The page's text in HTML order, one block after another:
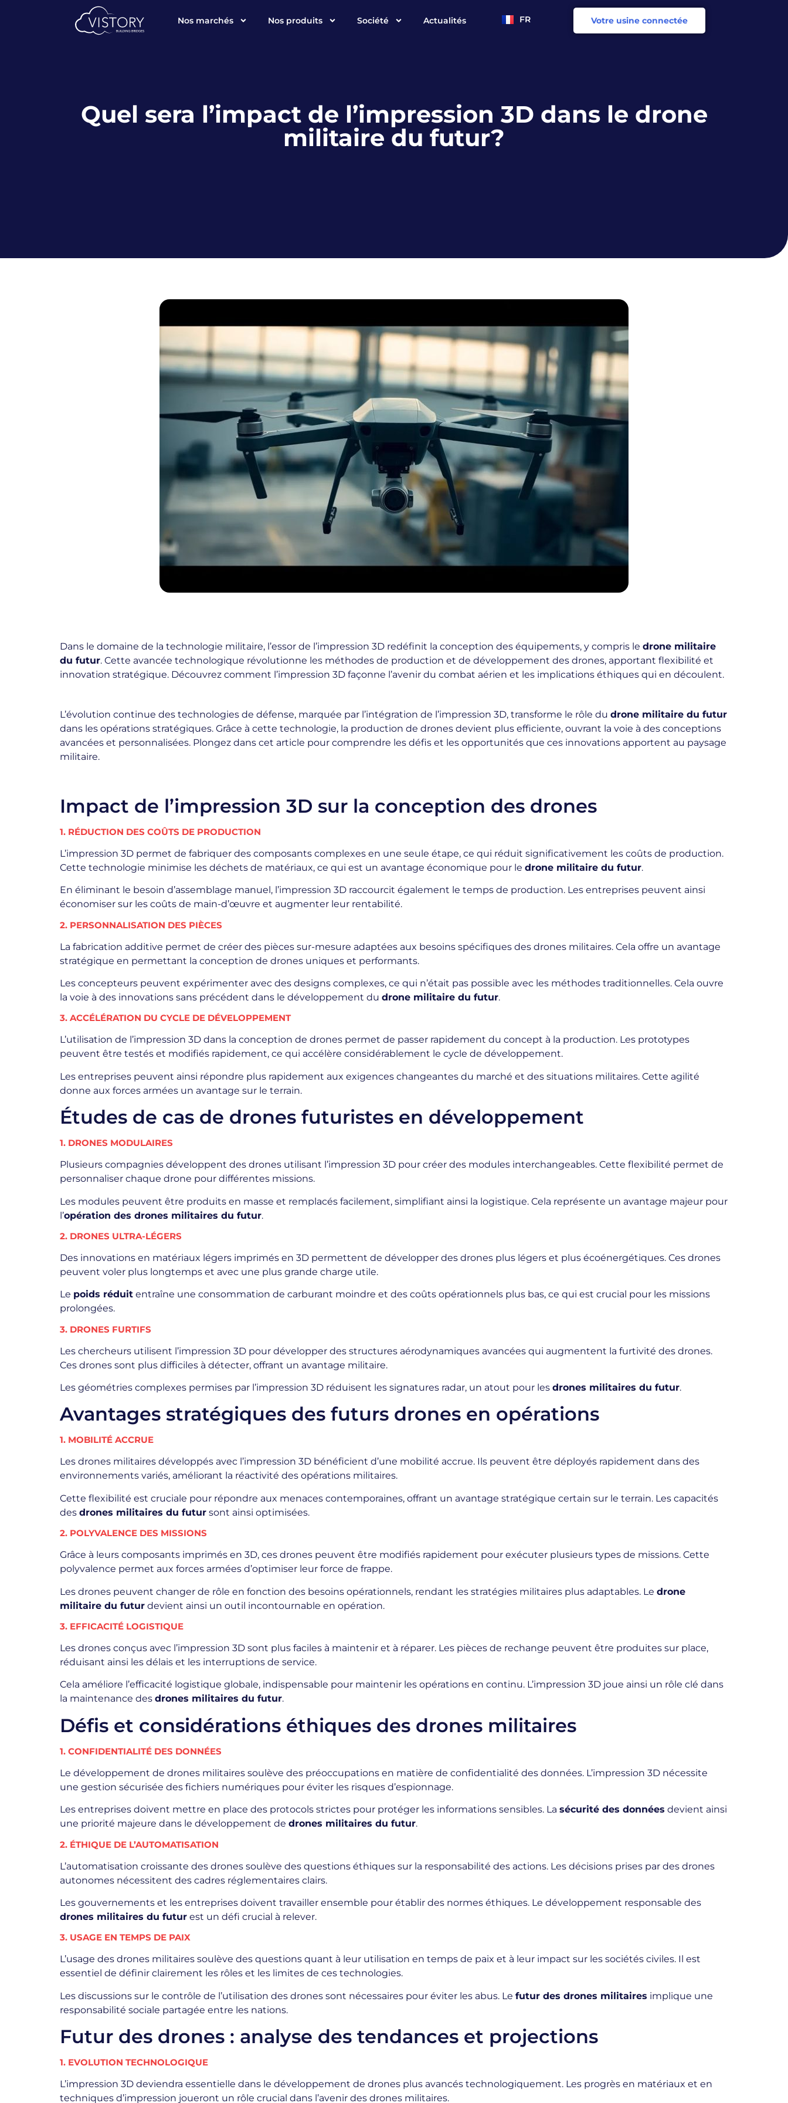
Nos marchés Nos produits Société Actualités FR
EN Votre usine connectée
Quel sera l’impact de l’impression 3D dans le drone
militaire du futur?
Dans le domaine de la technologie militaire, l’essor de l’impression 3D redéfinit la conception des équipements, y compris le drone militaire
du futur. Cette avancée technologique révolutionne les méthodes de production et de développement des drones, apportant flexibilité et
innovation stratégique. Découvrez comment l’impression 3D façonne l’avenir du combat aérien et les implications éthiques qui en découlent.
L’évolution continue des technologies de défense, marquée par l’intégration de l’impression 3D, transforme le rôle du drone militaire du futur
dans les opérations stratégiques. Grâce à cette technologie, la production de drones devient plus efficiente, ouvrant la voie à des conceptions
avancées et personnalisées. Plongez dans cet article pour comprendre les défis et les opportunités que ces innovations apportent au paysage
militaire.
Impact de l’impression 3D sur la conception des drones
1. RÉDUCTION DES COÛTS DE PRODUCTION
L’impression 3D permet de fabriquer des composants complexes en une seule étape, ce qui réduit significativement les coûts de production.
Cette technologie minimise les déchets de matériaux, ce qui est un avantage économique pour le drone militaire du futur.
En éliminant le besoin d’assemblage manuel, l’impression 3D raccourcit également le temps de production. Les entreprises peuvent ainsi
économiser sur les coûts de main-d’œuvre et augmenter leur rentabilité.
2. PERSONNALISATION DES PIÈCES
La fabrication additive permet de créer des pièces sur-mesure adaptées aux besoins spécifiques des drones militaires. Cela offre un avantage
stratégique en permettant la conception de drones uniques et performants.
Les concepteurs peuvent expérimenter avec des designs complexes, ce qui n’était pas possible avec les méthodes traditionnelles. Cela ouvre
la voie à des innovations sans précédent dans le développement du drone militaire du futur.
3. ACCÉLÉRATION DU CYCLE DE DÉVELOPPEMENT
L’utilisation de l’impression 3D dans la conception de drones permet de passer rapidement du concept à la production. Les prototypes
peuvent être testés et modifiés rapidement, ce qui accélère considérablement le cycle de développement.
Les entreprises peuvent ainsi répondre plus rapidement aux exigences changeantes du marché et des situations militaires. Cette agilité
donne aux forces armées un avantage sur le terrain.
Études de cas de drones futuristes en développement
1. DRONES MODULAIRES
Plusieurs compagnies développent des drones utilisant l’impression 3D pour créer des modules interchangeables. Cette flexibilité permet de
personnaliser chaque drone pour différentes missions.
Les modules peuvent être produits en masse et remplacés facilement, simplifiant ainsi la logistique. Cela représente un avantage majeur pour
l’opération des drones militaires du futur.
2. DRONES ULTRA-LÉGERS
Des innovations en matériaux légers imprimés en 3D permettent de développer des drones plus légers et plus écoénergétiques. Ces drones
peuvent voler plus longtemps et avec une plus grande charge utile.
Le poids réduit entraîne une consommation de carburant moindre et des coûts opérationnels plus bas, ce qui est crucial pour les missions
prolongées.
3. DRONES FURTIFS
Les chercheurs utilisent l’impression 3D pour développer des structures aérodynamiques avancées qui augmentent la furtivité des drones.
Ces drones sont plus difficiles à détecter, offrant un avantage militaire.
Les géométries complexes permises par l’impression 3D réduisent les signatures radar, un atout pour les drones militaires du futur.
Avantages stratégiques des futurs drones en opérations
1. MOBILITÉ ACCRUE
Les drones militaires développés avec l’impression 3D bénéficient d’une mobilité accrue. Ils peuvent être déployés rapidement dans des
environnements variés, améliorant la réactivité des opérations militaires.
Cette flexibilité est cruciale pour répondre aux menaces contemporaines, offrant un avantage stratégique certain sur le terrain. Les capacités
des drones militaires du futur sont ainsi optimisées.
2. POLYVALENCE DES MISSIONS
Grâce à leurs composants imprimés en 3D, ces drones peuvent être modifiés rapidement pour exécuter plusieurs types de missions. Cette
polyvalence permet aux forces armées d’optimiser leur force de frappe.
Les drones peuvent changer de rôle en fonction des besoins opérationnels, rendant les stratégies militaires plus adaptables. Le drone
militaire du futur devient ainsi un outil incontournable en opération.
3. EFFICACITÉ LOGISTIQUE
Les drones conçus avec l’impression 3D sont plus faciles à maintenir et à réparer. Les pièces de rechange peuvent être produites sur place,
réduisant ainsi les délais et les interruptions de service.
Cela améliore l’efficacité logistique globale, indispensable pour maintenir les opérations en continu. L’impression 3D joue ainsi un rôle clé dans
la maintenance des drones militaires du futur.
Défis et considérations éthiques des drones militaires
1. CONFIDENTIALITÉ DES DONNÉES
Le développement de drones militaires soulève des préoccupations en matière de confidentialité des données. L’impression 3D nécessite
une gestion sécurisée des fichiers numériques pour éviter les risques d’espionnage.
Les entreprises doivent mettre en place des protocols strictes pour protéger les informations sensibles. La sécurité des données devient ainsi
une priorité majeure dans le développement de drones militaires du futur.
2. ÉTHIQUE DE L’AUTOMATISATION
L’automatisation croissante des drones soulève des questions éthiques sur la responsabilité des actions. Les décisions prises par des drones
autonomes nécessitent des cadres réglementaires clairs.
Les gouvernements et les entreprises doivent travailler ensemble pour établir des normes éthiques. Le développement responsable des
drones militaires du futur est un défi crucial à relever.
3. USAGE EN TEMPS DE PAIX
L’usage des drones militaires soulève des questions quant à leur utilisation en temps de paix et à leur impact sur les sociétés civiles. Il est
essentiel de définir clairement les rôles et les limites de ces technologies.
Les discussions sur le contrôle de l’utilisation des drones sont nécessaires pour éviter les abus. Le futur des drones militaires implique une
responsabilité sociale partagée entre les nations.
Futur des drones : analyse des tendances et projections
1. EVOLUTION TECHNOLOGIQUE
L’impression 3D deviendra essentielle dans le développement de drones plus avancés technologiquement. Les progrès en matériaux et en
techniques d’impression joueront un rôle crucial dans l’avenir des drones militaires.